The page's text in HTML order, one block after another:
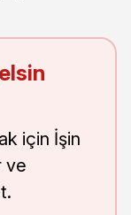
için İşin
ve